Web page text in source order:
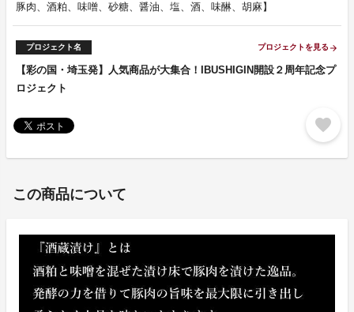
豚肉、酒粕、味噌、砂糖、醤油、塩、酒、味醂、胡麻】
プロジェクト名 プロジェクトを見る arrow_forward
【彩の国・埼玉発】人気商品が大集合！IBUSHIGIN開設２周年記念プ
ロジェクト
favorite
この商品について